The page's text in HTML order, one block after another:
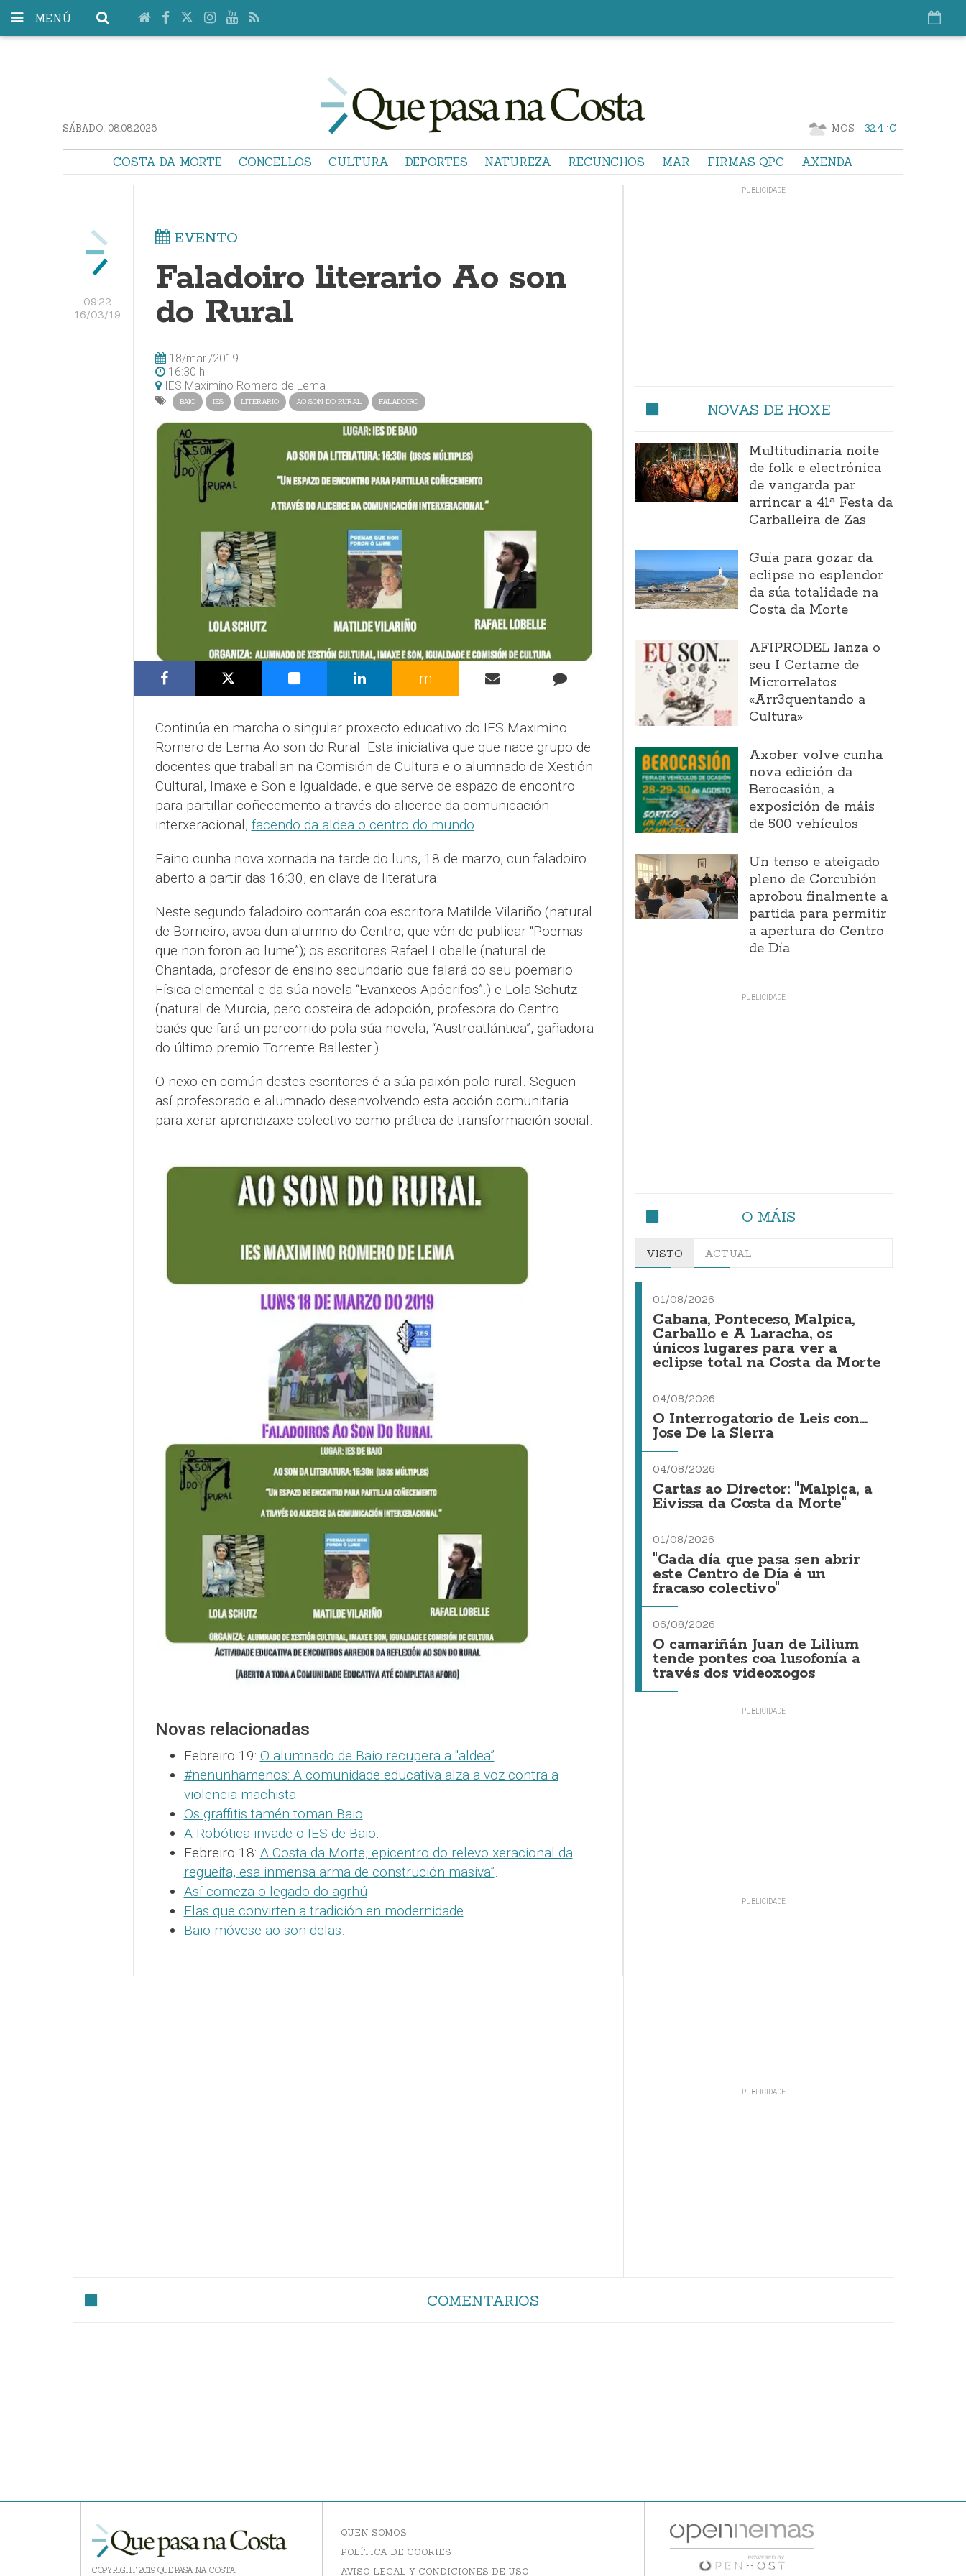
MENÚ
SÁBADO. 08.08.2026 MOS 32.4 °C
COSTA DA MORTE CONCELLOS CULTURA DEPORTES NATUREZA RECUNCHOS MAR FIRMAS QPC AXENDA
09:22
16/03/19
EVENTO
Faladoiro literario Ao son
do Rural
18/mar./2019
16:30 h
IES Maximino Romero de Lema
BAIO IES LITERARIO AO SON DO RURAL FALADOIRO
m
Continúa en marcha o singular proxecto educativo do IES Maximino
Romero de Lema Ao son do Rural. Esta iniciativa que que nace grupo de
docentes que traballan na Comisión de Cultura e o alumnado de Xestión
Cultural, Imaxe e Son e Igualdade, e que serve de espazo de encontro
para partillar coñecemento a través do alicerce da comunicación
interxeracional, facendo da aldea o centro do mundo.
Faino cunha nova xornada na tarde do luns, 18 de marzo, cun faladoiro
aberto a partir das 16:30, en clave de literatura.
Neste segundo faladoiro contarán coa escritora Matilde Vilariño (natural
de Borneiro, avoa dun alumno do Centro, que vén de publicar “Poemas
que non foron ao lume”); os escritores Rafael Lobelle (natural de
Chantada, profesor de ensino secundario que falará do seu poemario
Física elemental e da súa novela “Evanxeos Apócrifos”.) e Lola Schutz
(natural de Murcia, pero costeira de adopción, profesora do Centro
baiés que fará un percorrido pola súa novela, “Austroatlántica”, gañadora
do último premio Torrente Ballester.).
O nexo en común destes escritores é a súa paixón polo rural. Seguen
así profesorado e alumnado desenvolvendo esta acción comunitaria
para xerar aprendizaxe colectivo como prática de transformación social.
Novas relacionadas
Febreiro 19: O alumnado de Baio recupera a "aldea”.
#nenunhamenos: A comunidade educativa alza a voz contra a
violencia machista.
Os graffitis tamén toman Baio.
A Robótica invade o IES de Baio.
Febreiro 18: A Costa da Morte, epicentro do relevo xeracional da
regueifa, esa inmensa arma de construción masiva”.
Así comeza o legado do agrhú.
Elas que convirten a tradición en modernidade.
Baio móvese ao son delas.
NOVAS DE HOXE
Multitudinaria noite
de folk e electrónica
de vangarda par
arrincar a 41ª Festa da
Carballeira de Zas
Guía para gozar da
eclipse no esplendor
da súa totalidade na
Costa da Morte
AFIPRODEL lanza o
seu I Certame de
Microrrelatos
«Arr3quentando a
Cultura»
Axober volve cunha
nova edición da
Berocasión, a
exposición de máis
de 500 vehículos
Un tenso e ateigado
pleno de Corcubión
aprobou finalmente a
partida para permitir
a apertura do Centro
de Día
O MÁIS
VISTO ACTUAL
01/08/2026
Cabana, Ponteceso, Malpica,
Carballo e A Laracha, os
únicos lugares para ver a
eclipse total na Costa da Morte
04/08/2026
O Interrogatorio de Leis con...
Jose De la Sierra
04/08/2026
Cartas ao Director: "Malpica, a
Eivissa da Costa da Morte"
01/08/2026
"Cada día que pasa sen abrir
este Centro de Día é un
fracaso colectivo"
06/08/2026
O camariñán Juan de Lilium
tende pontes coa lusofonía a
través dos videoxogos
COMENTARIOS
COPYRIGHT 2019 QUE PASA NA COSTA
QUEN SOMOS
POLÍTICA DE COOKIES
AVISO LEGAL Y CONDICIONES DE USO